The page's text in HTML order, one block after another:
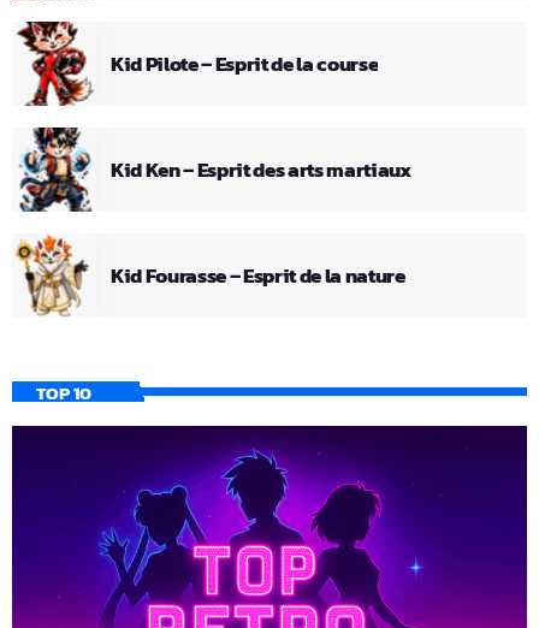
Kid Pilote – Esprit de la course
Kid Ken – Esprit des arts martiaux
Kid Fourasse – Esprit de la nature
TOP 10